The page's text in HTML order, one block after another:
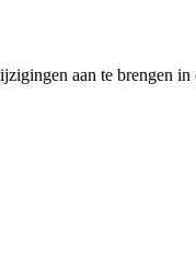
aan te brengen